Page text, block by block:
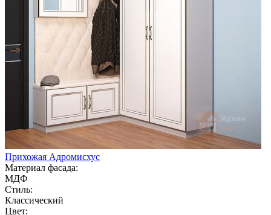
Прихожая Адромисхус
Материал фасада:
МДФ
Стиль:
Классический
Цвет: